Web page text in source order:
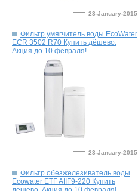
— 23-January-2015
Фильтр умягчитель воды EcoWater
ECR 3502 R70 Купить дёшево.
— 23-January-2015
Фильтр обезжелезиватель воды
Ecowater ETF AIIF9-220 Купить